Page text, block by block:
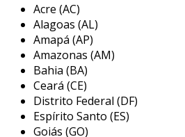
Acre (AC)
Alagoas (AL)
Amapá (AP)
Amazonas (AM)
Bahia (BA)
Ceará (CE)
Distrito Federal (DF)
Espírito Santo (ES)
Goiás (GO)